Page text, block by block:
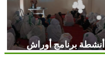
أنشطة برنامج أوراش